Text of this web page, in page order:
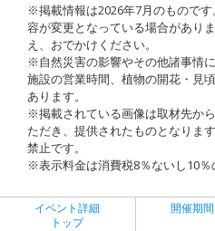
※掲載情報は2026年7月のもので
容が変更となっている場合があり
え、おでかけください。
※自然災害の影響やその他諸事情
施設の営業時間、植物の開花・見
あります。
※掲載されている画像は取材先か
ただき、提供されたものとなりま
禁止です。
※表示料金は消費税8％ないし10％
イベント詳細
トップ
開催期